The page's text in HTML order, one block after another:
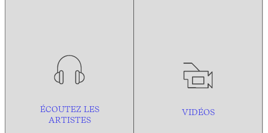
ÉCOUTEZ LES
ARTISTES
VIDÉOS